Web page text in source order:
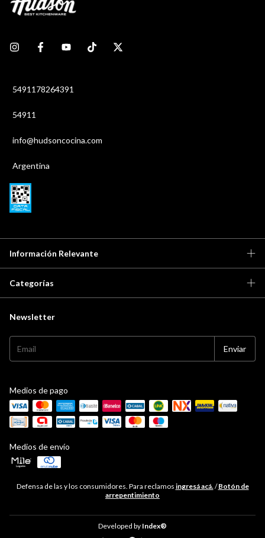
5491178264391
54911
info@hudsoncocina.com
Argentina
Información Relevante
Categorías
Newsletter
Medios de pago
Medios de envío
Defensa de las y los consumidores. Para reclamos ingresá acá./ Botón de
arrepentimiento
Developed by Index®